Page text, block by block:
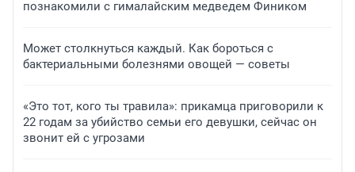
познакомили с гималайским медведем Фиником
Может столкнуться каждый. Как бороться с
бактериальными болезнями овощей — советы
«Это тот, кого ты травила»: прикамца приговорили к
22 годам за убийство семьи его девушки, сейчас он
звонит ей с угрозами